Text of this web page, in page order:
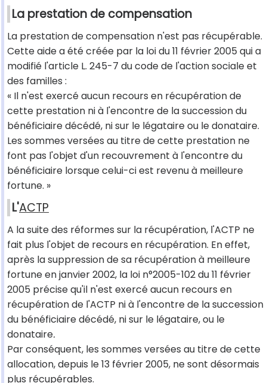
La prestation de compensation
La prestation de compensation n'est pas récupérable.
Cette aide a été créée par la loi du 11 février 2005 qui a
modifié l'article L. 245-7 du code de l'action sociale et
des familles :
« Il n'est exercé aucun recours en récupération de
cette prestation ni à l'encontre de la succession du
bénéficiaire décédé, ni sur le légataire ou le donataire.
Les sommes versées au titre de cette prestation ne
font pas l'objet d'un recouvrement à l'encontre du
bénéficiaire lorsque celui-ci est revenu à meilleure
fortune. »
L'ACTP
A la suite des réformes sur la récupération, l'ACTP ne
fait plus l'objet de recours en récupération. En effet,
après la suppression de sa récupération à meilleure
fortune en janvier 2002, la loi n°2005-102 du 11 février
2005 précise qu'il n'est exercé aucun recours en
récupération de l'ACTP ni à l'encontre de la succession
du bénéficiaire décédé, ni sur le légataire, ou le
donataire.
Par conséquent, les sommes versées au titre de cette
allocation, depuis le 13 février 2005, ne sont désormais
plus récupérables.